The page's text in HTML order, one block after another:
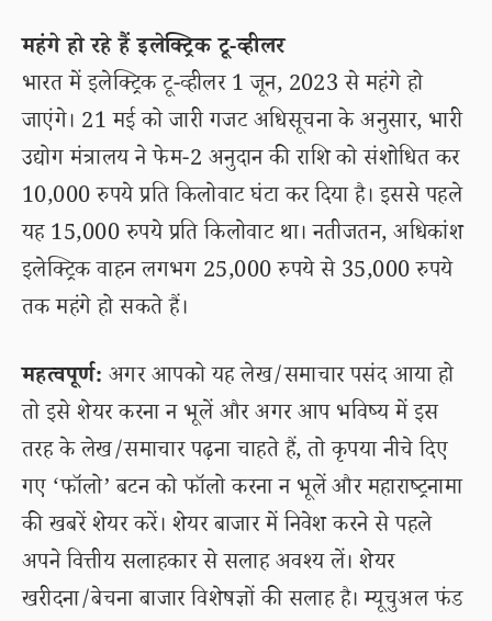
महंगे हो रहे हैं इलेक्ट्रिक टू-व्हीलर
भारत में इलेक्ट्रिक टू-व्हीलर 1 जून, 2023 से महंगे हो
जाएंगे। 21 मई को जारी गजट अधिसूचना के अनुसार, भारी
उद्योग मंत्रालय ने फेम-2 अनुदान की राशि को संशोधित कर
10,000 रुपये प्रति किलोवाट घंटा कर दिया है। इससे पहले
यह 15,000 रुपये प्रति किलोवाट था। नतीजतन, अधिकांश
इलेक्ट्रिक वाहन लगभग 25,000 रुपये से 35,000 रुपये
तक महंगे हो सकते हैं।
महत्वपूर्ण: अगर आपको यह लेख/समाचार पसंद आया हो
तो इसे शेयर करना न भूलें और अगर आप भविष्य में इस
तरह के लेख/समाचार पढ़ना चाहते हैं, तो कृपया नीचे दिए
गए ‘फॉलो’ बटन को फॉलो करना न भूलें और महाराष्ट्रनामा
की खबरें शेयर करें। शेयर बाजार में निवेश करने से पहले
अपने वित्तीय सलाहकार से सलाह अवश्य लें। शेयर
खरीदना/बेचना बाजार विशेषज्ञों की सलाह है। म्यूचुअल फंड